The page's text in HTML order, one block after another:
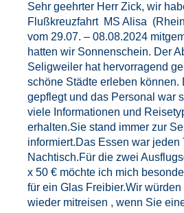
Sehr geehrter Herr Zick, wir
Flußkreuzfahrt MS Alisa
vom 29.07. – 08.08.2024
hatten wir Sonnenschein. Der
Seligweiler hat hervorragend
schöne Städte erleben können.
gepflegt und das Personal war
viele Informationen und
erhalten.Sie stand immer zur
informiert.Das Essen war jeden
Nachtisch.Für die zwei
x 50 € möchte ich mich
für ein Glas Freibier.Wir
wieder mitreisen , wenn Sie